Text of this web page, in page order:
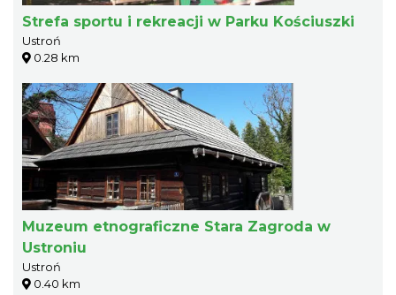
Strefa sportu i rekreacji w Parku Kościuszki
Ustroń
0.28 km
Muzeum etnograficzne Stara Zagroda w
Ustroniu
Ustroń
0.40 km